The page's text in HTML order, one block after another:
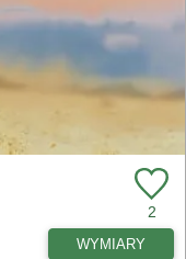
2
WYMIARY